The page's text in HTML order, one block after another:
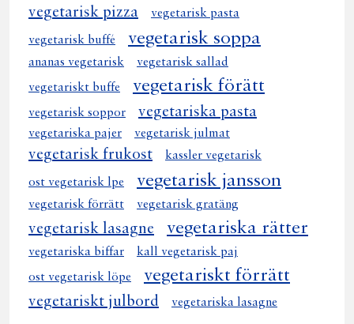
vegetarisk pizza vegetarisk pasta
vegetarisk buffé vegetarisk soppa
ananas vegetarisk
vegetarisk sallad
vegetariskt buffe
vegetarisk förätt
vegetarisk soppor vegetariska pasta
vegetariska pajer vegetarisk julmat
vegetarisk frukost kassler vegetarisk
ost vegetarisk lpe vegetarisk jansson
vegetarisk förrätt vegetarisk gratäng
vegetarisk lasagne vegetariska rätter
vegetariska biffar
kall vegetarisk paj
ost vegetarisk löpe
vegetariskt förrätt
vegetariskt julbord vegetariska lasagne